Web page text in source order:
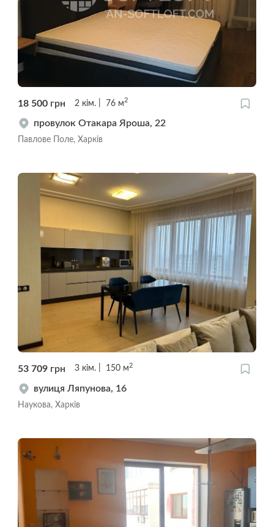
18 500 грн 2 кім. 76 м2
провулок Отакара Яроша, 22
Павлове Поле, Харків
53 709 грн 3 кім. 150 м 2
вулиця Ляпунова, 16
Наукова, Харків